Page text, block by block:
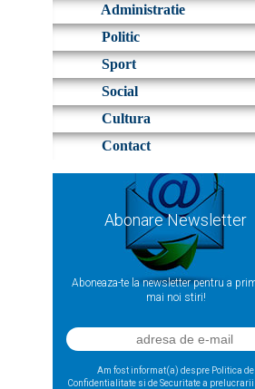
Administratie
Politic
Sport
Social
Cultura
Contact
Abonare Newsletter
Aboneaza-te la newsletter pentru a
mai noi stiri!
Am fost informat(a) despre Politica de
Confidentialitate si de Securitate a